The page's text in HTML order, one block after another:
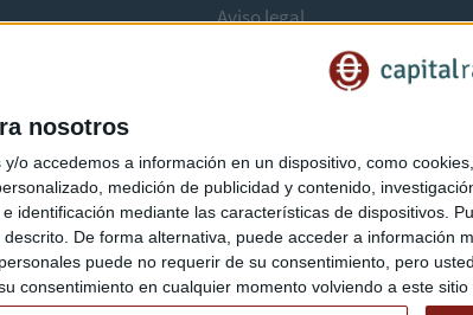
nosotros
y/o accedemos a información en un dispositivo, como
medición de publicidad y contenido,
identificación mediante las características de dispositivos.
De forma alternativa, puede acceder a información
puede no requerir de su consentimiento, pero
consentimiento en cualquier momento volviendo a este
Aviso legal